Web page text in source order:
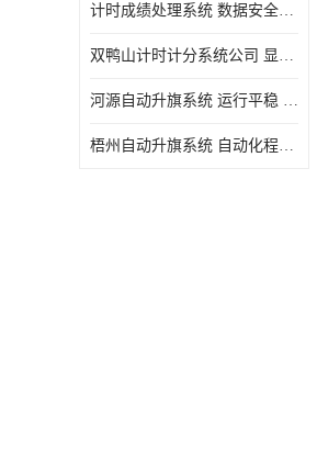
计时成绩处理系统 数据安全稳定准确 提升场馆形象 操作简便
双鸭山计时计分系统公司 显示效果好 提升场馆形象
河源自动升旗系统 运行平稳 设计简单 灵活
梧州自动升旗系统 自动化程度高 性价比高